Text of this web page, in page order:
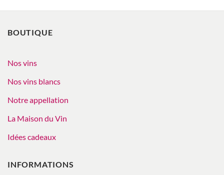
BOUTIQUE
Nos vins
Nos vins blancs
Notre appellation
La Maison du Vin
Idées cadeaux
INFORMATIONS